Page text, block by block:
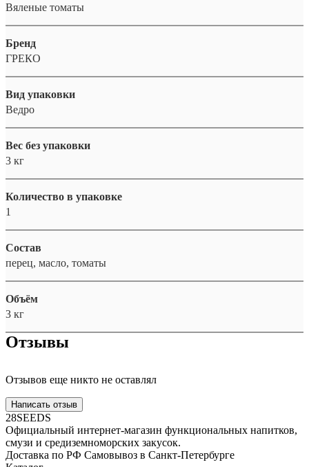
Вяленые томаты
Бренд
ГРЕКО
Вид упаковки
Ведро
Вес без упаковки
3 кг
Количество в упаковке
1
Состав
перец, масло, томаты
Объём
3 кг
Отзывы
Отзывов еще никто не оставлял
Написать отзыв
28SEEDS
Официальный интернет-магазин функциональных напитков,
смузи и средиземноморских закусок.
Доставка по РФ Самовывоз в Санкт-Петербурге